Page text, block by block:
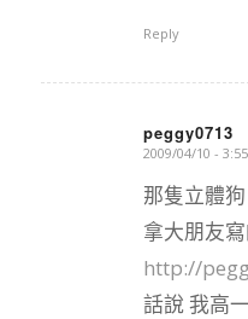
Reply
peggy0713
says:
2009/04/10 -
那隻立體
拿大朋友
http://
話說 我高